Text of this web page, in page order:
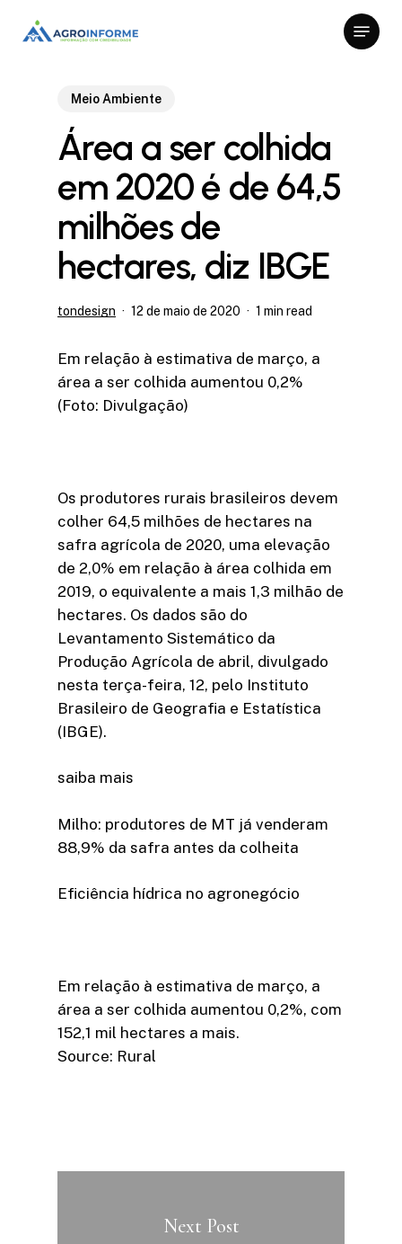
Menu
Meio Ambiente
Área a ser colhida
em 2020 é de 64,5
milhões de
hectares, diz IBGE
tondesign 12 de maio de 2020 1 min read
Em relação à estimativa de março, a
área a ser colhida aumentou 0,2%
(Foto: Divulgação)
Os produtores rurais brasileiros devem
colher 64,5 milhões de hectares na
safra agrícola de 2020, uma elevação
de 2,0% em relação à área colhida em
2019, o equivalente a mais 1,3 milhão de
hectares. Os dados são do
Levantamento Sistemático da
Produção Agrícola de abril, divulgado
nesta terça-feira, 12, pelo Instituto
Brasileiro de Geografia e Estatística
(IBGE).
saiba mais
Milho: produtores de MT já venderam
88,9% da safra antes da colheita
Eficiência hídrica no agronegócio
Em relação à estimativa de março, a
área a ser colhida aumentou 0,2%, com
152,1 mil hectares a mais.
Source: Rural
Next Post